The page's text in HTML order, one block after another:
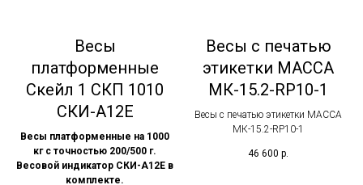
Весы
платформенные
Скейл 1 СКП 1010
СКИ-А12Е
Весы платформенные на 1000
кг с точностью 200/500 г.
Весовой индикатор СКИ-А12Е в
комплекте.
Весы с печатью
этикетки МАССА
МК-15.2-RP10-1
Весы с печатью этикетки МАССА
МК-15.2-RP10-1
46 600 р.